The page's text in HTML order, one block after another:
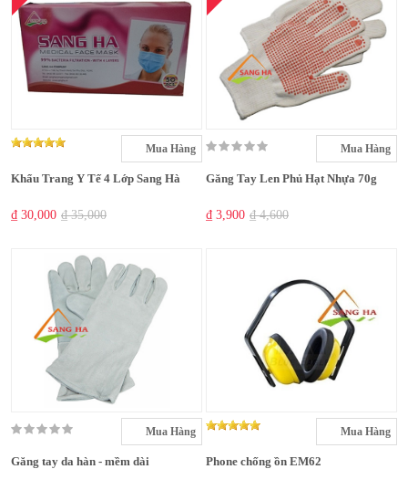
Mua Hàng
Khẩu Trang Y Tế 4 Lớp Sang Hà
₫ 30,000 ₫ 35,000
Mua Hàng
Găng Tay Len Phủ Hạt Nhựa 70g
₫ 3,900 ₫ 4,600
Mua Hàng
Găng tay da hàn - mềm dài
Mua Hàng
Phone chống ồn EM62